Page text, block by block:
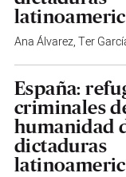
Ana Álvarez,Ter
España:
criminales
humanidad
dictaduras